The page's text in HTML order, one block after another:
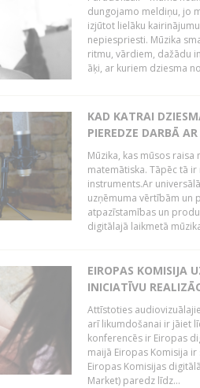
dungojamo meldiņu, jo
izjūtot lielāku
nepiespriesti. Mūzika
ritmu, vārdiem, dažādu
āķi, ar kuriem dziesma
KAD KATRAI
PIEREDZE DARBĀ
Mūzika, kas mūsos
matemātiska. Tāpēc tā
instruments.Ar
uzņēmuma vērtībām un
atpazīstamības un
digitālajā laikmetā
EIROPAS KOMISIJA
INICIATĪVU
Attīstoties
arī likumdošanai ir jāiet
konferencēs ir Eiropas
maijā Eiropas Komisija
Eiropas Komisijas
Market) paredz līdz...